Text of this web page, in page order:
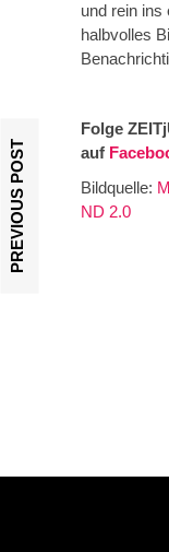
und rein ins
halbvolles
Folge
auf
Bildquelle:
ND 2.0
PREVIOUS POST